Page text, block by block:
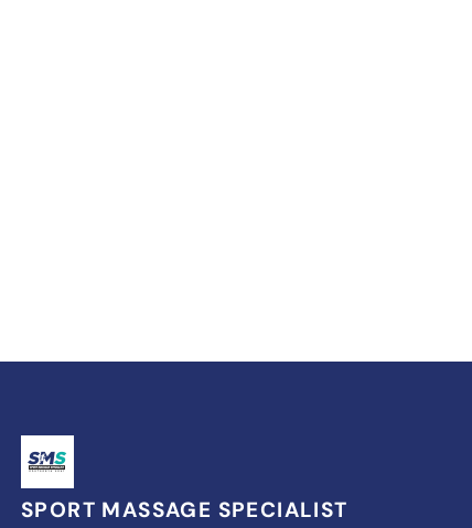
SPORT MASSAGE SPECIALIST